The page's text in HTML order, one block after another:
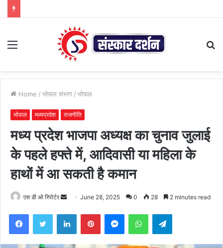
Menu
Home / भोपाल संभाग / भोपाल
भोपाल मध्यप्रदेश राजनीति
मध्य प्रदेश भाजपा अध्यक्ष का चुनाव जुलाई
के पहले हफ्ते में, आदिवासी या महिला के
हाथों में आ सकती है कमान
एस डी ओ रिपोर्टर
Send June 28, 2025 0 28 2 minutes read
FacebookTwitter LinkedInPinterestMessengerWhatsAppTelegram